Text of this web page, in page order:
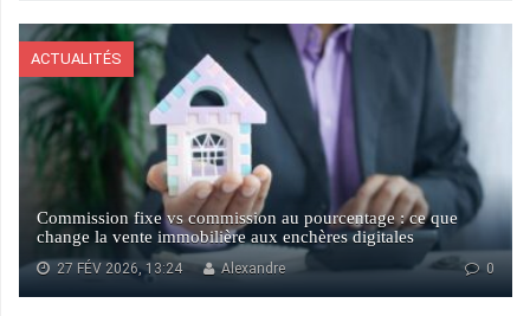
ACTUALITÉS
Commission fixe vs commission au pourcentage : ce que
change la vente immobilière aux enchères digitales
27 FÉV 2026, 13:24 0
Alexandre